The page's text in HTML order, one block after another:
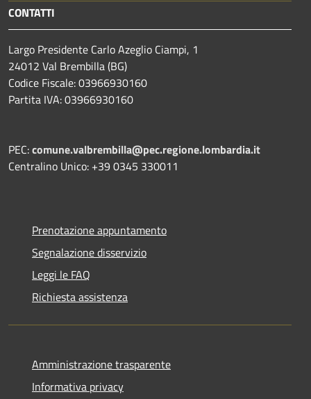
CONTATTI
Largo Presidente Carlo Azeglio Ciampi, 1
24012 Val Brembilla (BG)
Codice Fiscale: 03966930160
Partita IVA: 03966930160
PEC:comune.valbrembilla@pec.regione.lombardia.it
Centralino Unico: +39 0345 330011
Prenotazione appuntamento
Segnalazione disservizio
Leggi le FAQ
Richiesta assistenza
Amministrazione trasparente
Informativa privacy